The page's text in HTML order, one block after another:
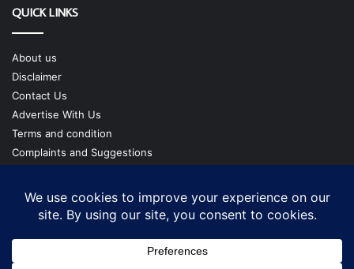
QUICK LINKS
About us
Disclaimer
Contact Us
Advertise With Us
Terms and condition
Complaints and Suggestions
Our Team
Copyright @ cmgtimes.com